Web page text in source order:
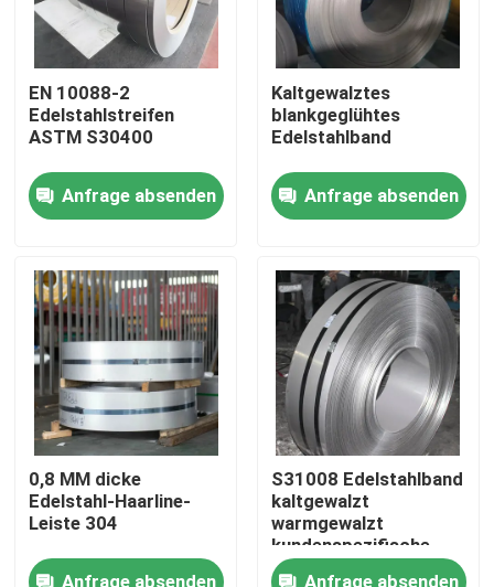
Produkte
Videos
Über uns
Fabrik-Ausflug
EN 10088-2
Edelstahlstreifen
ASTM S30400
Anfrage absenden
Kaltgewalztes
blankgeglühtes
Edelstahlband
Anfrage absenden
0,8 MM dicke
Edelstahl-Haarline-
Leiste 304
Anfrage absenden
S31008 Edelstahlband
kaltgewalzt
warmgewalzt
kundenspezifische
Größe 8K 4K
Anfrage absenden